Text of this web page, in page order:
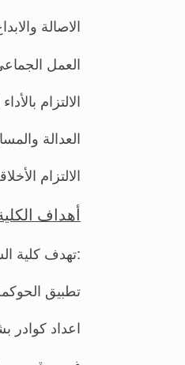
الاصالة
العمل
الالتزام
العدالة
الالتزام
أهداف
تهدف كلية السياحة والفنادق بالغردقة “جامعة جنوب الوادى” إلى ما يلى:
تطبيق
اعداد كوادر